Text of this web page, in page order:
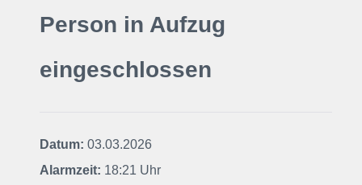
Person in Aufzug
eingeschlossen
Datum: 03.03.2026
Alarmzeit: 18:21 Uhr